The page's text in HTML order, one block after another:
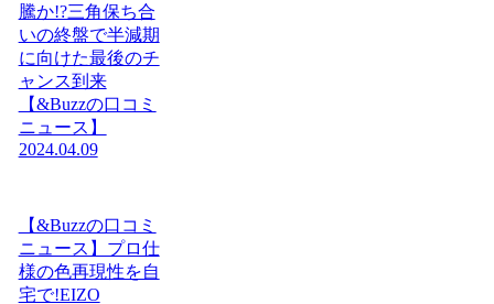
騰か!?三角保ち合
いの終盤で半減期
に向けた最後のチ
ャンス到来
【&Buzzの口コミ
ニュース】
2024.04.09
【&Buzzの口コミ
ニュース】プロ仕
様の色再現性を自
宅で!EIZO